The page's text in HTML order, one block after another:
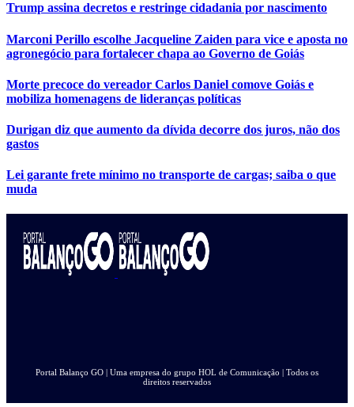
Trump assina decretos e restringe cidadania por nascimento
Marconi Perillo escolhe Jacqueline Zaiden para vice e aposta no
agronegócio para fortalecer chapa ao Governo de Goiás
Morte precoce do vereador Carlos Daniel comove Goiás e
mobiliza homenagens de lideranças políticas
Durigan diz que aumento da dívida decorre dos juros, não dos
gastos
Lei garante frete mínimo no transporte de cargas; saiba o que
muda
Portal Balanço GO | Uma empresa do grupo HOL de Comunicação | Todos os
direitos reservados